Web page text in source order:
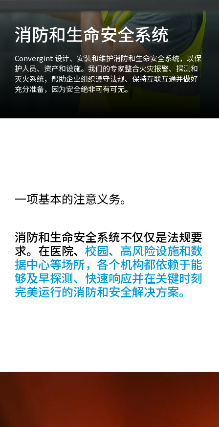
消防和生命安全系统
Convergint 设计、安装和维护消防和生命安全系统，以保
护人员、资产和设施。我们的专家整合火灾报警、探测和
灭火系统，帮助企业组织遵守法规、保持互联互通并做好
充分准备，因为安全绝非可有可无。
一项基本的注意义务。
消防和生命安全系统不仅仅是法规要
求。在医院、 校园、高风险设施和数
据中心等场所，各个机构都依赖于能
够及早探测、快速响应并在关键时刻
完美运行的消防和安全解决方案。